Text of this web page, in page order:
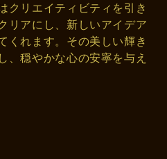
クリエイティビティを引き
リアにし、新しいアイデア
くれます。その美しい輝き
、穏やかな心の安寧を与え